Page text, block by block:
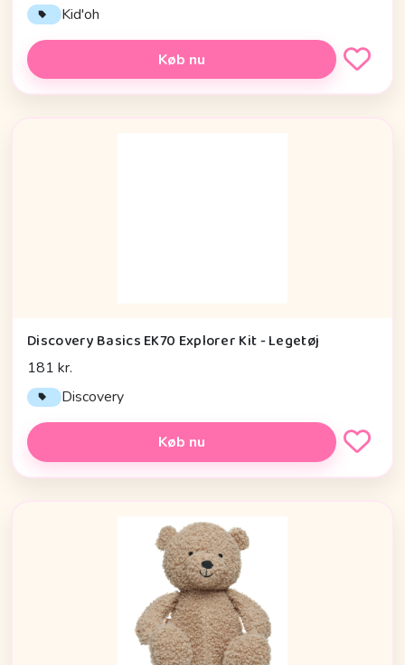
Kid'oh
Køb nu
Discovery Basics EK70 Explorer Kit - Legetøj
181 kr.
Discovery
Køb nu